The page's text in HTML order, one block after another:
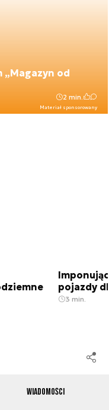
Wiadomości
„Magazyn od
Materiał sponsorowany
2 min.
pojazdy
3 min.